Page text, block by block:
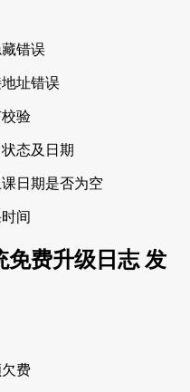
错误
址错误
验
态及日期
日期是否为空
间
免费升级日志 发
费